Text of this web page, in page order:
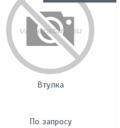
Втулка
По запросу